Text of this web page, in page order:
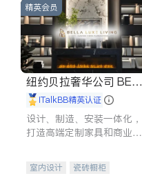
精英会员
纽约贝拉奢华公司 BELL
A LUXE
iTalkBB精英认证
设计、制造、安装一体化，
打造高端定制家具和商业空
室内设计
瓷砖橱柜